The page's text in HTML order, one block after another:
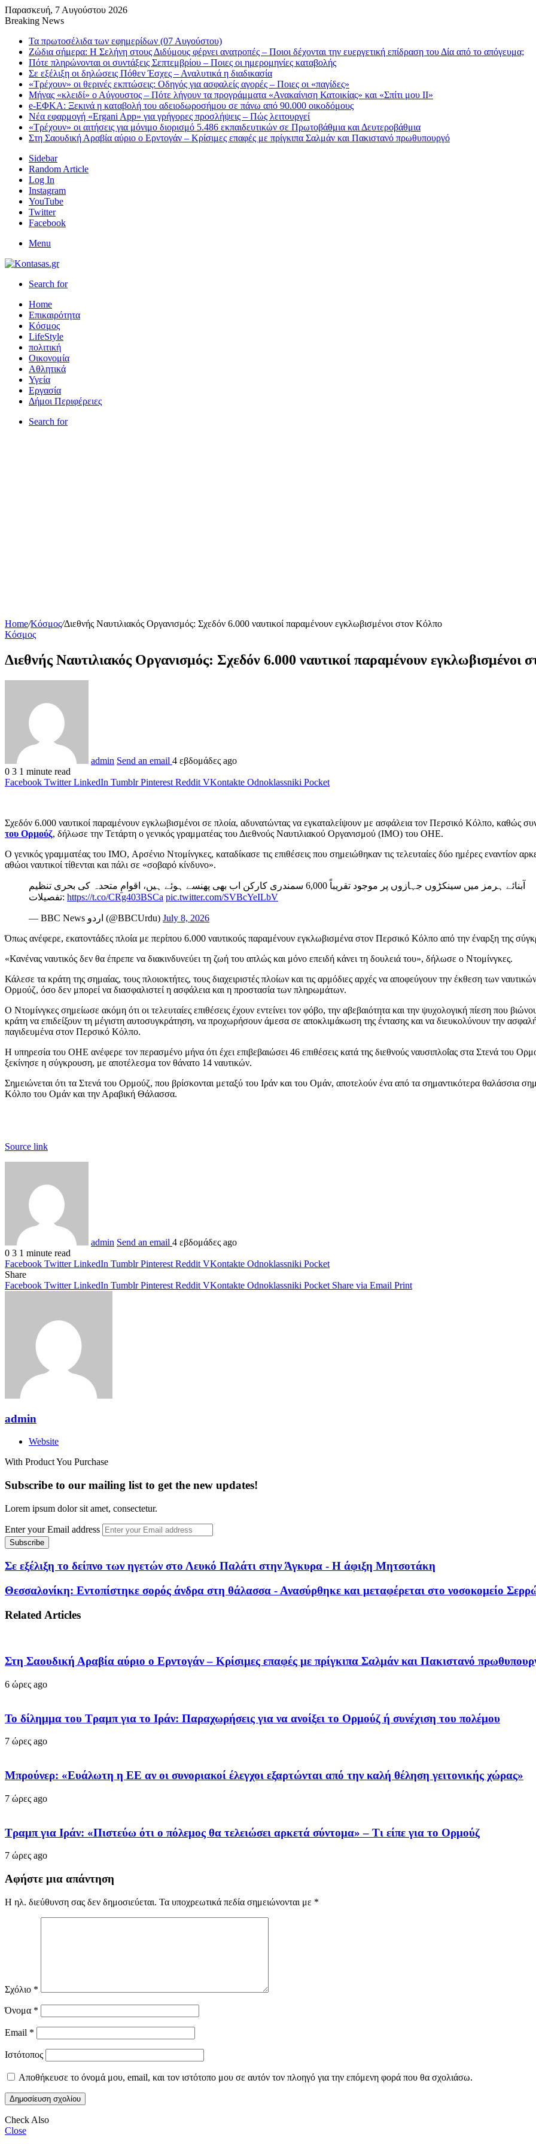
Παρασκευή, 7 Αυγούστου 2026
Breaking News
Τα πρωτοσέλιδα των εφημερίδων (07 Αυγούστου)
Ζώδια σήμερα: Η Σελήνη στους Διδύμους φέρνει ανατροπές – Ποιοι δέχονται την ευεργετική επίδραση του Δία από το απόγευμα;
Πότε πληρώνονται οι συντάξεις Σεπτεμβρίου – Ποιες οι ημερομηνίες καταβολής
Σε εξέλιξη οι δηλώσεις Πόθεν Έσχες – Αναλυτικά η διαδικασία
«Τρέχουν» οι θερινές εκπτώσεις: Οδηγός για ασφαλείς αγορές – Ποιες οι «παγίδες»
Μήνας «κλειδί» ο Αύγουστος – Πότε λήγουν τα προγράμματα «Ανακαίνιση Κατοικίας» και «Σπίτι μου ΙΙ»
e-ΕΦΚΑ: Ξεκινά η καταβολή του αδειοδωροσήμου σε πάνω από 90.000 οικοδόμους
Νέα εφαρμογή «Ergani App» για γρήγορες προσλήψεις – Πώς λειτουργεί
«Τρέχουν» οι αιτήσεις για μόνιμο διορισμό 5.486 εκπαιδευτικών σε Πρωτοβάθμια και Δευτεροβάθμια
Στη Σαουδική Αραβία αύριο ο Ερντογάν – Κρίσιμες επαφές με πρίγκιπα Σαλμάν και Πακιστανό πρωθυπουργό
Sidebar
Random Article
Log In
Instagram
YouTube
Twitter
Facebook
Menu
Search for
Home
Επικαιρότητα
Κόσμος
LifeStyle
πολιτική
Οικονομία
Αθλητικά
Υγεία
Εργασία
Δήμοι Περιφέρειες
Search for
Home/Κόσμος/Διεθνής Ναυτιλιακός Οργανισμός: Σχεδόν 6.000 ναυτικοί παραμένουν εγκλωβισμένοι στον Κόλπο
Κόσμος
Διεθνής Ναυτιλιακός Οργανισμός: Σχεδόν 6.000 ναυτικοί παραμένουν εγκλωβισμένοι
admin Send an email 4 εβδομάδες ago
0 3 1 minute read
Facebook Twitter LinkedIn Tumblr Pinterest Reddit VKontakte Odnoklassniki Pocket
Σχεδόν 6.000 ναυτικοί παραμένουν εγκλωβισμένοι σε πλοία, αδυνατώντας να εγκαταλείψουν με ασφάλεια τον Περσικό Κόλπο, καθώς
του Ορμούζ, δήλωσε την Τετάρτη ο γενικός γραμματέας του Διεθνούς Ναυτιλιακού Οργανισμού (IMO) του ΟΗΕ.
Ο γενικός γραμματέας του IMO, Αρσένιο Ντομίνγκες, καταδίκασε τις επιθέσεις που σημειώθηκαν τις τελευταίες δύο ημέρες εναντίον
αθώοι ναυτικοί τίθενται και πάλι σε «σοβαρό κίνδυνο».
آبنائے ہرمز میں سینکڑوں جہازوں پر موجود تقریباً 6,000 سمندری کارکن اب بھی پھنسے ہوئے ہیں، اقوامِ متحدہ کی بحری تنظیم
تفصیلات: https://t.co/CRg403BSCa pic.twitter.com/SVBcYeILbV
— BBC News اردو (@BBCUrdu) July 8, 2026
Όπως ανέφερε, εκατοντάδες πλοία με περίπου 6.000 ναυτικούς παραμένουν εγκλωβισμένα στον Περσικό Κόλπο από την έναρξη της
«Κανένας ναυτικός δεν θα έπρεπε να διακινδυνεύει τη ζωή του απλώς και μόνο επειδή κάνει τη δουλειά του», δήλωσε ο Ντομίνγκες.
Κάλεσε τα κράτη της σημαίας, τους πλοιοκτήτες, τους διαχειριστές πλοίων και τις αρμόδιες αρχές να αποφεύγουν την έκθεση των
Ορμούζ, όσο δεν μπορεί να διασφαλιστεί η ασφάλεια και η προστασία των πληρωμάτων.
Ο Ντομίνγκες σημείωσε ακόμη ότι οι τελευταίες επιθέσεις έχουν εντείνει τον φόβο, την αβεβαιότητα και την ψυχολογική πίεση που
κράτη να επιδείξουν τη μέγιστη αυτοσυγκράτηση, να προχωρήσουν άμεσα σε αποκλιμάκωση της έντασης και να διευκολύνουν την
παγιδευμένα στον Περσικό Κόλπο.
Η υπηρεσία του ΟΗΕ ανέφερε τον περασμένο μήνα ότι έχει επιβεβαιώσει 46 επιθέσεις κατά της διεθνούς ναυσιπλοΐας στα Στενά του
ξεκίνησε η σύγκρουση, με αποτέλεσμα τον θάνατο 14 ναυτικών.
Σημειώνεται ότι τα Στενά του Ορμούζ, που βρίσκονται μεταξύ του Ιράν και του Ομάν, αποτελούν ένα από τα σημαντικότερα θαλάσσια
Κόλπο του Ομάν και την Αραβική Θάλασσα.
Source link
admin Send an email 4 εβδομάδες ago
0 3 1 minute read
Facebook Twitter LinkedIn Tumblr Pinterest Reddit VKontakte Odnoklassniki Pocket
Share
Facebook Twitter LinkedIn Tumblr Pinterest Reddit VKontakte Odnoklassniki Pocket Share via Email Print
admin
Website
With Product You Purchase
Subscribe to our mailing list to get the new updates!
Lorem ipsum dolor sit amet, consectetur.
Enter your Email address
Σε εξέλιξη το δείπνο των ηγετών στο Λευκό Παλάτι στην Άγκυρα - Η άφιξη Μητσοτάκη
Θεσσαλονίκη: Εντοπίστηκε σορός άνδρα στη θάλασσα - Ανασύρθηκε και μεταφέρεται στο νοσοκομείο
Related Articles
Στη Σαουδική Αραβία αύριο ο Ερντογάν – Κρίσιμες επαφές με πρίγκιπα Σαλμάν και Πακιστανό
6 ώρες ago
Το δίλημμα του Τραμπ για το Ιράν: Παραχωρήσεις για να ανοίξει το Ορμούζ ή συνέχιση του πολέμου
7 ώρες ago
Μπρούνερ: «Ευάλωτη η ΕΕ αν οι συνοριακοί έλεγχοι εξαρτώνται από την καλή θέληση γειτονικής χώρας»
7 ώρες ago
Τραμπ για Ιράν: «Πιστεύω ότι ο πόλεμος θα τελειώσει αρκετά σύντομα» – Τι είπε για το Ορμούζ
7 ώρες ago
Αφήστε μια απάντηση
Η ηλ. διεύθυνση σας δεν δημοσιεύεται. Τα υποχρεωτικά πεδία σημειώνονται με *
Σχόλιο *
Όνομα *
Email *
Ιστότοπος
Αποθήκευσε το όνομά μου, email, και τον ιστότοπο μου σε αυτόν τον πλοηγό για την επόμενη φορά που θα σχολιάσω.
Check Also
Close